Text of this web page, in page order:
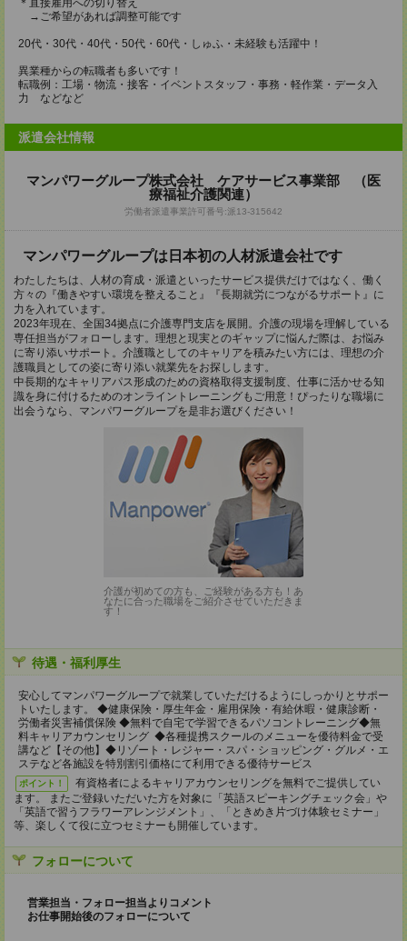
＊直接雇用への切り替え
→ご希望があれば調整可能です
20代・30代・40代・50代・60代・しゅふ・未経験も活躍中！
異業種からの転職者も多いです！
転職例：工場・物流・接客・イベントスタッフ・事務・軽作業・データ入
力 などなど
派遣会社情報
マンパワーグループ株式会社 ケアサービス事業部 （医
療福祉介護関連）
労働者派遣事業許可番号:派13-315642
マンパワーグループは日本初の人材派遣会社です
わたしたちは、人材の育成・派遣といったサービス提供だけではなく、働く
方々の『働きやすい環境を整えること』『長期就労につながるサポート』に
力を入れています。
2023年現在、全国34拠点に介護専門支店を展開。介護の現場を理解している
専任担当がフォローします。理想と現実とのギャップに悩んだ際は、お悩み
に寄り添いサポート。介護職としてのキャリアを積みたい方には、理想の介
護職員としての姿に寄り添い就業先をお探しします。
中長期的なキャリアパス形成のための資格取得支援制度、仕事に活かせる知
識を身に付けるためのオンライントレーニングもご用意！ぴったりな職場に
出会うなら、マンパワーグループを是非お選びください！
介護が初めての方も、ご経験がある方も！あ
なたに合った職場をご紹介させていただきま
す！
待遇・福利厚生
安心してマンパワーグループで就業していただけるようにしっかりとサポー
トいたします。 ◆健康保険・厚生年金・雇用保険・有給休暇・健康診断・
労働者災害補償保険 ◆無料で自宅で学習できるパソコントレーニング◆無
料キャリアカウンセリング ◆各種提携スクールのメニューを優待料金で受
講など【その他】◆リゾート・レジャー・スパ・ショッピング・グルメ・エ
ステなど各施設を特別割引価格にて利用できる優待サービス
ポイント！
有資格者によるキャリアカウンセリングを無料でご提供してい
ます。 またご登録いただいた方を対象に「英語スピーキングチェック会」や
「英語で習うフラワーアレンジメント」、「ときめき片づけ体験セミナー」
等、楽しくて役に立つセミナーも開催しています。
フォローについて
営業担当・フォロー担当よりコメント
お仕事開始後のフォローについて